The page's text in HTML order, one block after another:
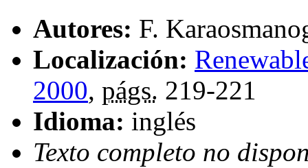
Autores: F.
Localización:
2000, págs. 219-221
Idioma: inglés
Texto completo no